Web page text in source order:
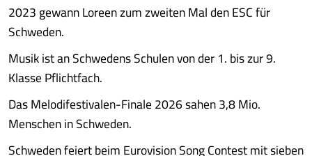
2023 gewann Loreen zum zweiten Mal den ESC für
Schweden.
Musik ist an Schwedens Schulen von der 1. bis zur 9.
Klasse Pflichtfach.
Das Melodifestivalen-Finale 2026 sahen 3,8 Mio.
Menschen in Schweden.
Schweden feiert beim Eurovision Song Contest mit sieben